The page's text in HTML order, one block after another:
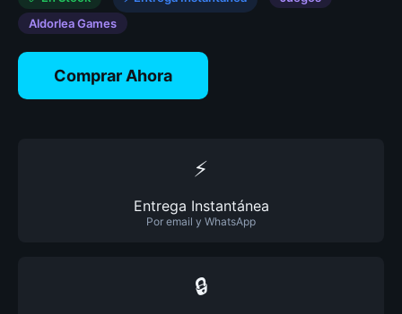
Aldorlea Games
Comprar Ahora
⚡
Entrega Instantánea
Por email y WhatsApp
🔒